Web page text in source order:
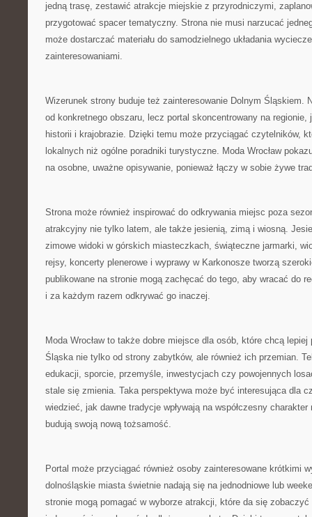
jedną trasę, zestawić atrakcje miejskie z przyrodniczymi,
przygotować spacer tematyczny. Strona nie musi narzucać
może dostarczać materiału do samodzielnego układania
zainteresowaniami.
Wizerunek strony buduje też zainteresowanie Dolnym Śląskiem.
od konkretnego obszaru, lecz portal skoncentrowany na
historii i krajobrazie. Dzięki temu może przyciągać czytelników,
lokalnych niż ogólne poradniki turystyczne. Moda Wrocław
na osobne, uważne opisywanie, ponieważ łączy w sobie żywe
Strona może również inspirować do odkrywania miejsc poza
atrakcyjny nie tylko latem, ale także jesienią, zimą i wiosną.
zimowe widoki w górskich miasteczkach, świąteczne jarmarki,
rejsy, koncerty plenerowe i wyprawy w Karkonosze tworzą
publikowane na stronie mogą zachęcać do tego, aby wracać do
i za każdym razem odkrywać go inaczej.
Moda Wrocław to także dobre miejsce dla osób, które chcą
Śląska nie tylko od strony zabytków, ale również ich przemian.
edukacji, sporcie, przemyśle, inwestycjach czy powojennych
stale się zmienia. Taka perspektywa może być interesująca dla
wiedzieć, jak dawne tradycje wpływają na współczesny
budują swoją nową tożsamość.
Portal może przyciągać również osoby zainteresowane krótkimi
dolnośląskie miasta świetnie nadają się na jednodniowe lub
stronie mogą pomagać w wyborze atrakcji, które da się